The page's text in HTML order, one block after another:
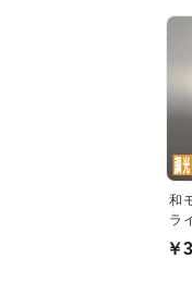
和
ラ
￥